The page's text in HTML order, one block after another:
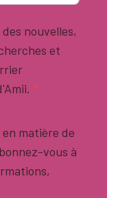
nouvelles,
et
*
matière de
vous à